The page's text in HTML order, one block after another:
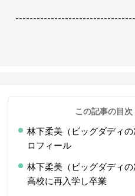
この記事の目次
林下柔美（ビッグダディ
ロフィール
林下柔美（ビッグダディ
高校に再入学し卒業